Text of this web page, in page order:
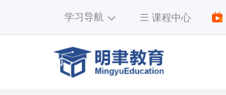
学习导航 课程中心